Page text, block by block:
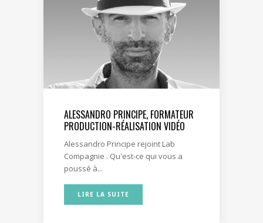
ALESSANDRO PRINCIPE, FORMATEUR
PRODUCTION-RÉALISATION VIDÉO
Alessandro Principe rejoint Lab
Compagnie . Qu'est-ce qui vous a
poussé à...
LIRE LA SUITE